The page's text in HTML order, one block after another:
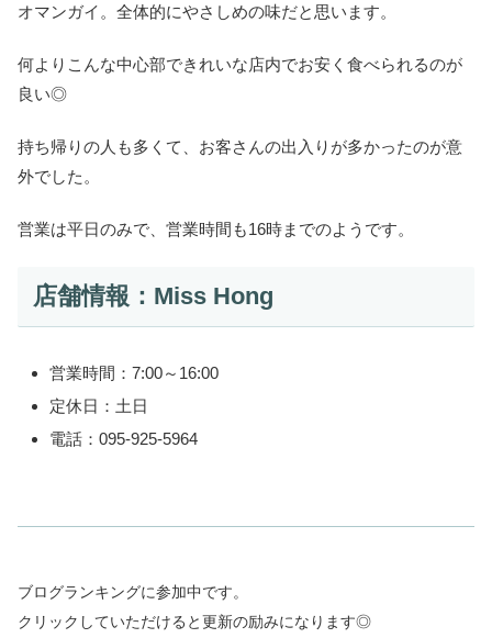
オマンガイ。全体的にやさしめの味だと思います。
何よりこんな中心部できれいな店内でお安く食べられるのが
良い◎
持ち帰りの人も多くて、お客さんの出入りが多かったのが意
外でした。
営業は平日のみで、営業時間も16時までのようです。
店舗情報：Miss Hong
営業時間：7:00～16:00
定休日：土日
電話：095-925-5964
ブログランキングに参加中です。
クリックしていただけると更新の励みになります◎